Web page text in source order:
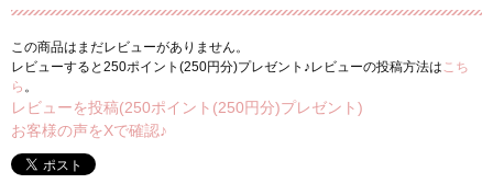
この商品はまだレビューがありません。
レビューすると250ポイント(250円分)プレゼント♪レビューの投稿方法は こち
ら 。
レビューを投稿(250ポイント(250円分)プレゼント)
お客様の声をXで確認♪